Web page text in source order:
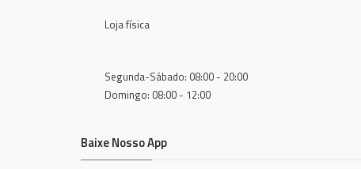
Loja física
Segunda-Sábado: 08:00 - 20:00
Domingo: 08:00 - 12:00
Baixe Nosso App